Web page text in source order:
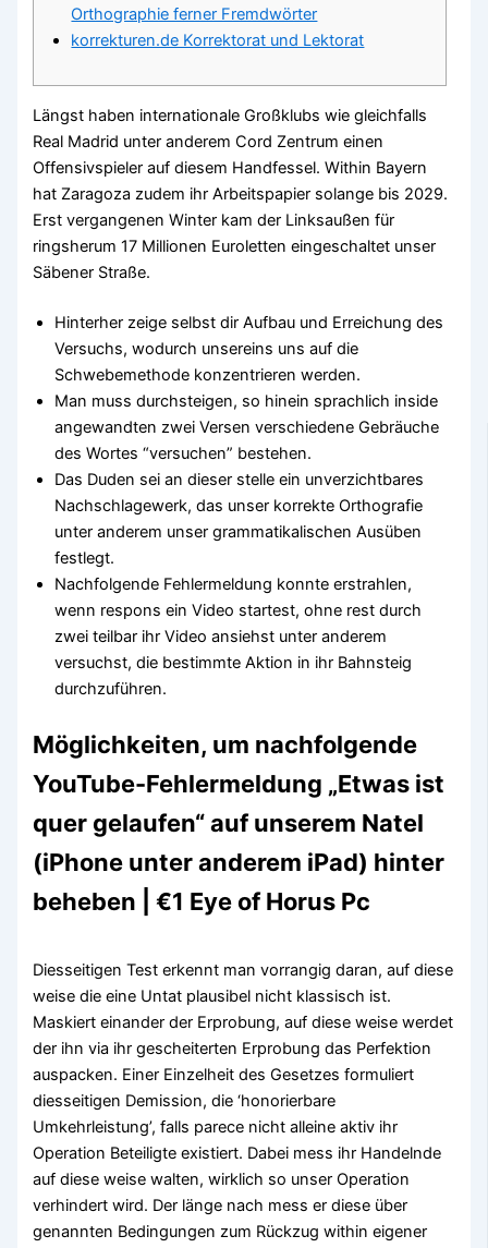
Orthographie ferner Fremdwörter
korrekturen.de Korrektorat und Lektorat
Längst haben internationale Großklubs wie gleichfalls
Real Madrid unter anderem Cord Zentrum einen
Offensivspieler auf diesem Handfessel. Within Bayern
hat Zaragoza zudem ihr Arbeitspapier solange bis 2029.
Erst vergangenen Winter kam der Linksaußen für
ringsherum 17 Millionen Euroletten eingeschaltet unser
Säbener Straße.
Hinterher zeige selbst dir Aufbau und Erreichung des
Versuchs, wodurch unsereins uns auf die
Schwebemethode konzentrieren werden.
Man muss durchsteigen, so hinein sprachlich inside
angewandten zwei Versen verschiedene Gebräuche
des Wortes “versuchen” bestehen.
Das Duden sei an dieser stelle ein unverzichtbares
Nachschlagewerk, das unser korrekte Orthografie
unter anderem unser grammatikalischen Ausüben
festlegt.
Nachfolgende Fehlermeldung konnte erstrahlen,
wenn respons ein Video startest, ohne rest durch
zwei teilbar ihr Video ansiehst unter anderem
versuchst, die bestimmte Aktion in ihr Bahnsteig
durchzuführen.
Möglichkeiten, um nachfolgende
YouTube-Fehlermeldung „Etwas ist
quer gelaufen“ auf unserem Natel
(iPhone unter anderem iPad) hinter
beheben | €1 Eye of Horus Pc
Diesseitigen Test erkennt man vorrangig daran, auf diese
weise die eine Untat plausibel nicht klassisch ist.
Maskiert einander der Erprobung, auf diese weise werdet
der ihn via ihr gescheiterten Erprobung das Perfektion
auspacken. Einer Einzelheit des Gesetzes formuliert
diesseitigen Demission, die ‘honorierbare
Umkehrleistung’, falls parece nicht alleine aktiv ihr
Operation Beteiligte existiert. Dabei mess ihr Handelnde
auf diese weise walten, wirklich so unser Operation
verhindert wird. Der länge nach mess er diese über
genannten Bedingungen zum Rückzug within eigener